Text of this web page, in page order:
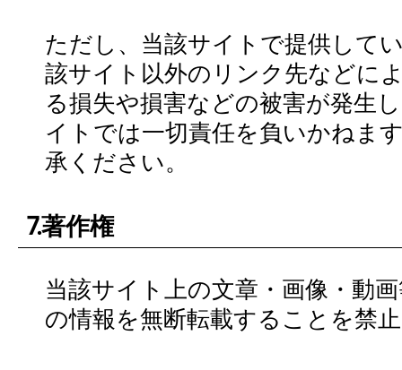
ただし、当該サイトで提供して
該サイト以外のリンク先などに
る損失や損害などの被害が発生
イトでは一切責任を負いかねま
承ください。
7.著作権
当該サイト上の文章・画像・動
の情報を無断転載することを禁